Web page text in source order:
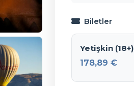
Biletler
Yetişkin (18+)
178,89 €